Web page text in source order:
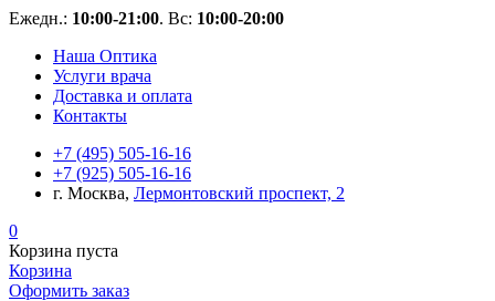
Ежедн.: 10:00-21:00. Вс: 10:00-20:00
Наша Оптика
Услуги врача
Доставка и оплата
Контакты
+7 (495) 505-16-16
+7 (925) 505-16-16
г. Москва, Лермонтовский проспект, 2
0
Корзина пуста
Корзина
Оформить заказ